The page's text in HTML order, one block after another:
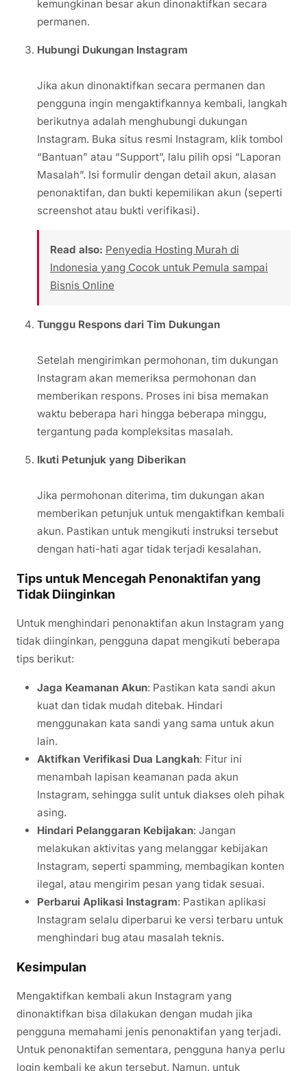
kemungkinan besar akun dinonaktifkan secara
permanen.
Hubungi Dukungan Instagram
Jika akun dinonaktifkan secara permanen dan
pengguna ingin mengaktifkannya kembali, langkah
berikutnya adalah menghubungi dukungan
Instagram. Buka situs resmi Instagram, klik tombol
“Bantuan” atau “Support”, lalu pilih opsi “Laporan
Masalah”. Isi formulir dengan detail akun, alasan
penonaktifan, dan bukti kepemilikan akun (seperti
screenshot atau bukti verifikasi).
Read also: Penyedia Hosting Murah di
Indonesia yang Cocok untuk Pemula sampai
Bisnis Online
Tunggu Respons dari Tim Dukungan
Setelah mengirimkan permohonan, tim dukungan
Instagram akan memeriksa permohonan dan
memberikan respons. Proses ini bisa memakan
waktu beberapa hari hingga beberapa minggu,
tergantung pada kompleksitas masalah.
Ikuti Petunjuk yang Diberikan
Jika permohonan diterima, tim dukungan akan
memberikan petunjuk untuk mengaktifkan kembali
akun. Pastikan untuk mengikuti instruksi tersebut
dengan hati-hati agar tidak terjadi kesalahan.
Tips untuk Mencegah Penonaktifan yang
Tidak Diinginkan
Untuk menghindari penonaktifan akun Instagram yang
tidak diinginkan, pengguna dapat mengikuti beberapa
tips berikut:
Jaga Keamanan Akun: Pastikan kata sandi akun
kuat dan tidak mudah ditebak. Hindari
menggunakan kata sandi yang sama untuk akun
lain.
Aktifkan Verifikasi Dua Langkah: Fitur ini
menambah lapisan keamanan pada akun
Instagram, sehingga sulit untuk diakses oleh pihak
asing.
Hindari Pelanggaran Kebijakan: Jangan
melakukan aktivitas yang melanggar kebijakan
Instagram, seperti spamming, membagikan konten
ilegal, atau mengirim pesan yang tidak sesuai.
Perbarui Aplikasi Instagram: Pastikan aplikasi
Instagram selalu diperbarui ke versi terbaru untuk
menghindari bug atau masalah teknis.
Kesimpulan
Mengaktifkan kembali akun Instagram yang
dinonaktifkan bisa dilakukan dengan mudah jika
pengguna memahami jenis penonaktifan yang terjadi.
Untuk penonaktifan sementara, pengguna hanya perlu
login kembali ke akun tersebut. Namun, untuk